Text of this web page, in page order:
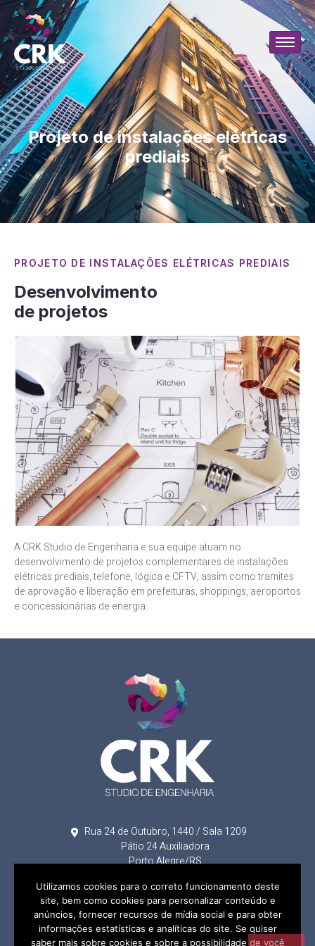
Projeto de instalações elétricas
prediais
PROJETO DE INSTALAÇÕES ELÉTRICAS PREDIAIS
Desenvolvimento
de projetos
A CRK Studio de Engenharia e sua equipe atuam no
desenvolvimento de projetos complementares de instalações
elétricas prediais, telefone, lógica e CFTV, assim como tramites
de aprovação e liberação em prefeituras, shoppings, aeroportos
e concessionárias de energia.
Rua 24 de Outubro, 1440 / Sala 1209
Pátio 24 Auxiliadora
Porto Alegre/RS
engenharia@crk.eng.br
(51) 99996-6544
Utilizamos cookies para o correto funcionamento deste
site, bem como cookies para personalizar conteúdo e
anúncios, fornecer recursos de mídia social e para obter
informações estatísticas e analíticas do site. Se quiser
saber mais sobre cookies e sobre a possibilidade de você